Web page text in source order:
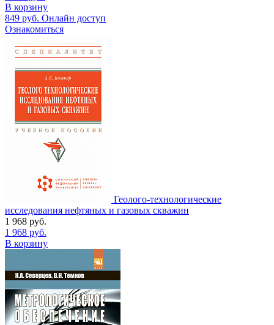
В корзину
849 руб. Онлайн доступ
Ознакомиться
Геолого-технологические
исследования нефтяных и газовых скважин
1 968 руб.
1 968 руб.
В корзину